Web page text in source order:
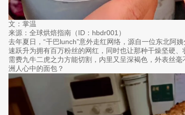
文：掌温
来源：全球烘焙指南（ID：hbdr001）
去年夏日，“干巴lunch”意外走红网络，源自一位东北阿
速跃升为拥有百万粉丝的网红，同时也让那种干燥坚硬
需费九牛二虎之力方能切割，内里又呈深褐色，外表丝
洲人心中的面包？